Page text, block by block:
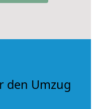
den Umzug